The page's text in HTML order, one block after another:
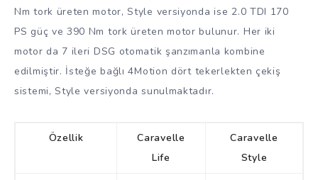
Nm tork üreten motor, Style versiyonda ise 2.0 TDI 170
PS güç ve 390 Nm tork üreten motor bulunur. Her iki
motor da 7 ileri DSG otomatik şanzımanla kombine
edilmiştir. İsteğe bağlı 4Motion dört tekerlekten çekiş
sistemi, Style versiyonda sunulmaktadır.
Özellik
Caravelle
Life
Caravelle
Style